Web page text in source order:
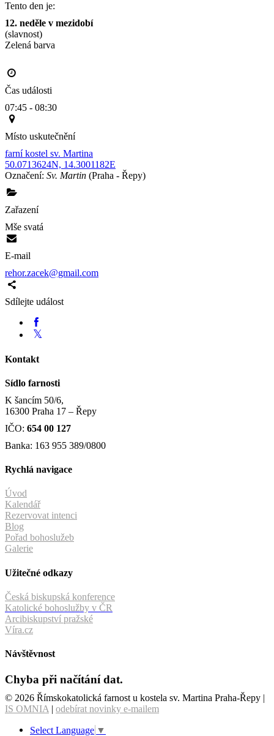
Tento den je:
12. neděle v mezidobí
(slavnost)
Zelená barva
Čas události
07:45 - 08:30
Místo uskutečnění
farní kostel sv. Martina
50.0713624N, 14.3001182E
Označení: Sv. Martin (Praha - Řepy)
Zařazení
Mše svatá
E-mail
rehor.zacek@gmail.com
Sdílejte událost
Kontakt
Sídlo farnosti
K šancím 50/6,
16300 Praha 17 – Řepy
IČO: 654 00 127
Banka: 163 955 389/0800
Rychlá navigace
Úvod
Kalendář
Rezervovat intenci
Blog
Pořad bohoslužeb
Galerie
Užitečné odkazy
Česká biskupská konference
Katolické bohoslužby v ČR
Arcibiskupství pražské
Víra.cz
Návštěvnost
Chyba při načítání dat.
© 2026 Římskokatolická farnost u kostela sv. Martina Praha-Řepy |
IS OMNIA | odebírat novinky e-mailem
Select Language ▼